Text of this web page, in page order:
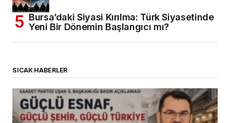
Bursa’daki Siyasi Kırılma: Türk Siyasetinde
Yeni Bir Dönemin Başlangıcı mı?
SICAK HABERLER